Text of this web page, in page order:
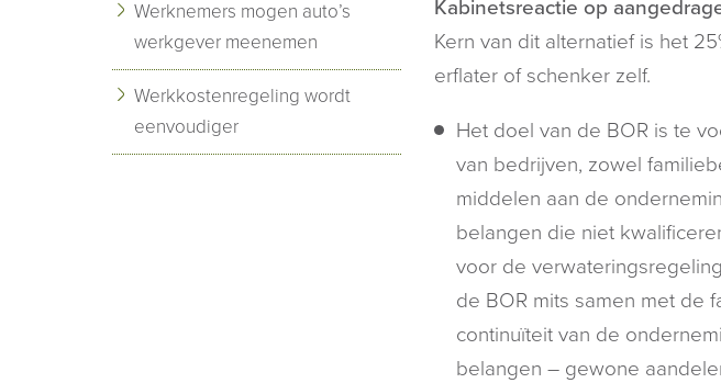
Kabinetsreactie op
Kern van dit alternatief is het
erflater of schenker zelf.
Het doel van de BOR is te
van bedrijven, zowel
middelen aan de
belangen die niet
voor de
de BOR mits samen met de
continuïteit van de
belangen – gewone
Werknemers mogen auto’s
werkgever meenemen
Werkkostenregeling wordt
eenvoudiger